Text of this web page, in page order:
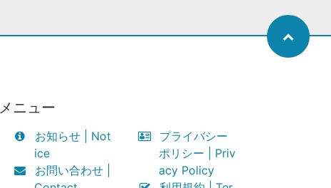
メニュー
お知らせ | Not
ice
お問い合わせ |
プライバシー
ポリシー | Priv
acy Policy